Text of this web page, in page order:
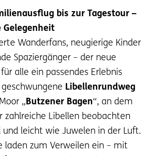
bis zur Tagestour –
Wanderfans, neugierige Kinder
Spaziergänger – der neue
alle ein passendes Erlebnis
Libellenrundweg
„Butzener Bagen“, an dem
zahlreiche Libellen beobachten
und leicht wie Juwelen in der Luft.
laden zum Verweilen ein – mit